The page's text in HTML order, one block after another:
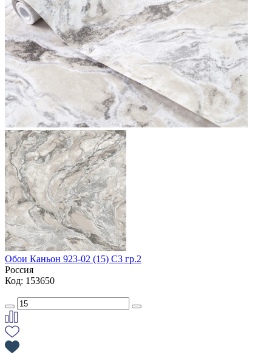
Обои Каньон 923-02 (15) С3 гр.2
Россия
Код: 153650